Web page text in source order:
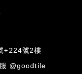
+224號2樓
@goodtile